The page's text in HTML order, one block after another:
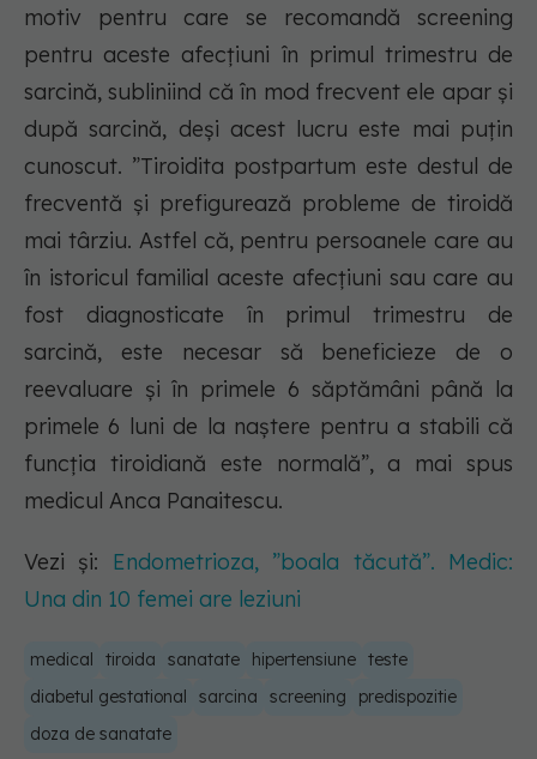
motiv pentru care se recomandă screening
pentru aceste afecțiuni în primul trimestru de
sarcină, subliniind că în mod frecvent ele apar și
după sarcină, deși acest lucru este mai puțin
cunoscut. ”Tiroidita postpartum este destul de
frecventă și prefigurează probleme de tiroidă
mai târziu. Astfel că, pentru persoanele care au
în istoricul familial aceste afecțiuni sau care au
fost diagnosticate în primul trimestru de
sarcină, este necesar să beneficieze de o
reevaluare și în primele 6 săptămâni până la
primele 6 luni de la naștere pentru a stabili că
funcția tiroidiană este normală”, a mai spus
medicul Anca Panaitescu.
Vezi și: Endometrioza, ”boala tăcută”. Medic:
Una din 10 femei are leziuni
medical tiroida sanatate hipertensiune teste
diabetul gestational
sarcina screening
predispozitie
doza de sanatate